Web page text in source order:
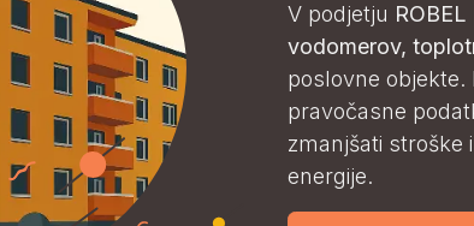
V podjetju ROBEL
vodomerov,
poslovne objekte.
pravočasne
zmanjšati stroške
energije.